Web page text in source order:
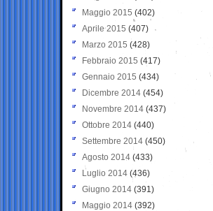
Maggio 2015 (402)
Aprile 2015 (407)
Marzo 2015 (428)
Febbraio 2015 (417)
Gennaio 2015 (434)
Dicembre 2014 (454)
Novembre 2014 (437)
Ottobre 2014 (440)
Settembre 2014 (450)
Agosto 2014 (433)
Luglio 2014 (436)
Giugno 2014 (391)
Maggio 2014 (392)